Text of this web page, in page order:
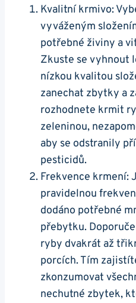
Kvalitní krmivo:
⁤vyváženým
potřebné⁢ živiny a
Zkuste se vyhnout
nízkou kvalitou
zanechat zbytky a
rozhodnete krmit
zeleninou,‍
⁣aby se odstranily
pesticidů.
Frekvence krmení:
pravidelnou
dodáno potřebné
přebytku.
ryby dvakrát až
porcích. Tím
zkonzumovat
nechutné zbytek,